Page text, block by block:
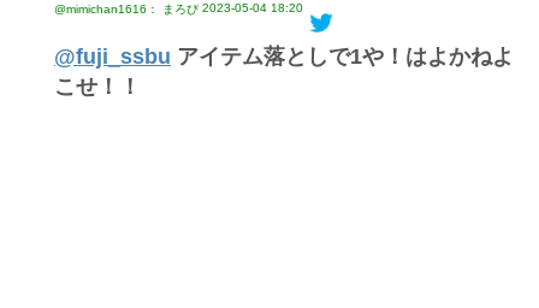
@mimichan1616： まろぴ 2023-05-04 18:20
@fuji_ssbu アイテム落としで1や！はよかねよ
こせ！！